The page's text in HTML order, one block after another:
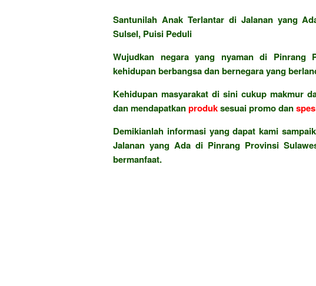
Santunilah Anak Terlantar di Jalanan yang
Sulsel, Puisi Peduli
Wujudkan negara yang nyaman di Pinrang
kehidupan berbangsa dan bernegara yang
Kehidupan masyarakat di sini cukup makmur
dan mendapatkanproduksesuai promo dan
Demikianlah informasi yang dapat kami
Jalanan yang Ada di Pinrang Provinsi
bermanfaat.